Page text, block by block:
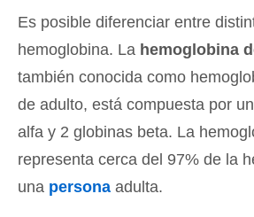
Es posible diferenciar entre
hemoglobina. La hemoglobina
también conocida como
de adulto, está compuesta por
alfa y 2 globinas beta. La
representa cerca del 97% de la
una persona adulta.